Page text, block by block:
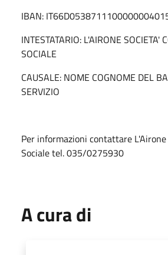
IBAN:
INTESTATARIO: L'AIRONE SOCIETA'
SOCIALE
CAUSALE: NOME COGNOME DEL
SERVIZIO
Per informazioni contattare
Socialetel. 035/
A cura di